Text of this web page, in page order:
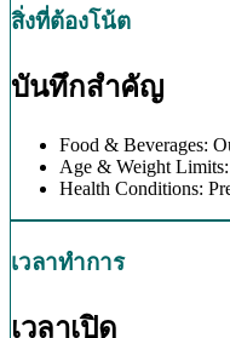
สิ่งที่ต้องโน้ต
บันทึกสำคัญ
Food & Beverages:
Age & Weight Limits:
Health Conditions:
เวลาทำการ
เวลาเปิด